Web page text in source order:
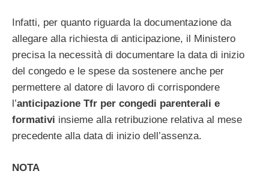
Infatti, per quanto riguarda la documentazione da
allegare alla richiesta di anticipazione, il Ministero
precisa la necessità di documentare la data di inizio
del congedo e le spese da sostenere anche per
permettere al datore di lavoro di corrispondere
l’anticipazione Tfr per congedi parenterali e
formativi insieme alla retribuzione relativa al mese
precedente alla data di inizio dell’assenza.
NOTA